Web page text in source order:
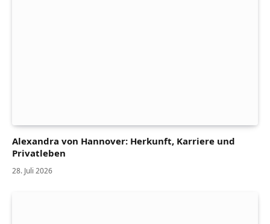
Alexandra von Hannover: Herkunft, Karriere und
Privatleben
28. Juli 2026